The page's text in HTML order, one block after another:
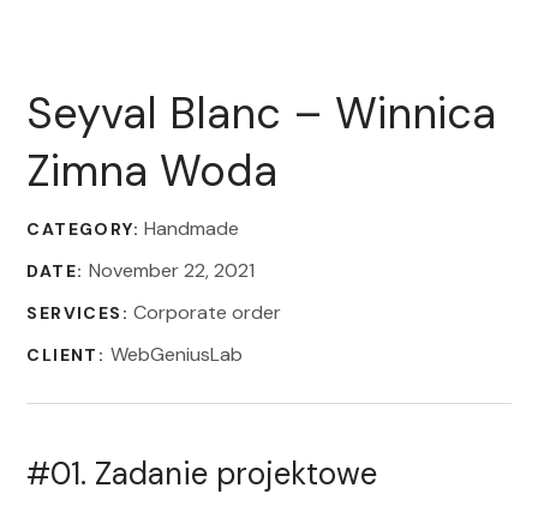
Seyval Blanc – Winnica
Zimna Woda
CATEGORY:Handmade
DATE: November 22, 2021
SERVICES:Corporate order
CLIENT: WebGeniusLab
#01. Zadanie projektowe